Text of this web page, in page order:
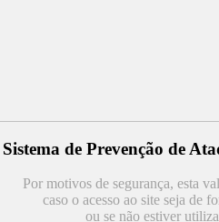
Sistema de Prevenção de
Por motivos de segurança, esta
caso o acesso ao site seja de
ou se não estiver